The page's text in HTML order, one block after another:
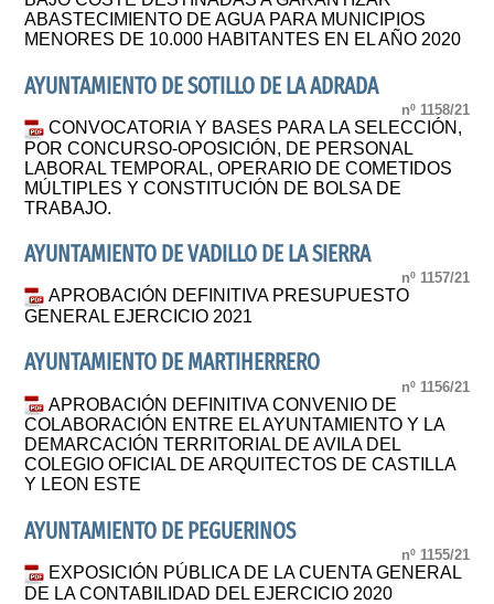
ABASTECIMIENTO DE AGUA PARA MUNICIPIOS
MENORES DE 10.000 HABITANTES EN EL AÑO 2020
AYUNTAMIENTO DE SOTILLO DE LA ADRADA
nº 1158/21
CONVOCATORIA Y BASES PARA LA SELECCIÓN,
POR CONCURSO-OPOSICIÓN, DE PERSONAL
LABORAL TEMPORAL, OPERARIO DE COMETIDOS
MÚLTIPLES Y CONSTITUCIÓN DE BOLSA DE
TRABAJO.
AYUNTAMIENTO DE VADILLO DE LA SIERRA
nº 1157/21
APROBACIÓN DEFINITIVA PRESUPUESTO
GENERAL EJERCICIO 2021
AYUNTAMIENTO DE MARTIHERRERO
nº 1156/21
APROBACIÓN DEFINITIVA CONVENIO DE
COLABORACIÓN ENTRE EL AYUNTAMIENTO Y LA
DEMARCACIÓN TERRITORIAL DE AVILA DEL
COLEGIO OFICIAL DE ARQUITECTOS DE CASTILLA
Y LEON ESTE
AYUNTAMIENTO DE PEGUERINOS
nº 1155/21
EXPOSICIÓN PÚBLICA DE LA CUENTA GENERAL
DE LA CONTABILIDAD DEL EJERCICIO 2020